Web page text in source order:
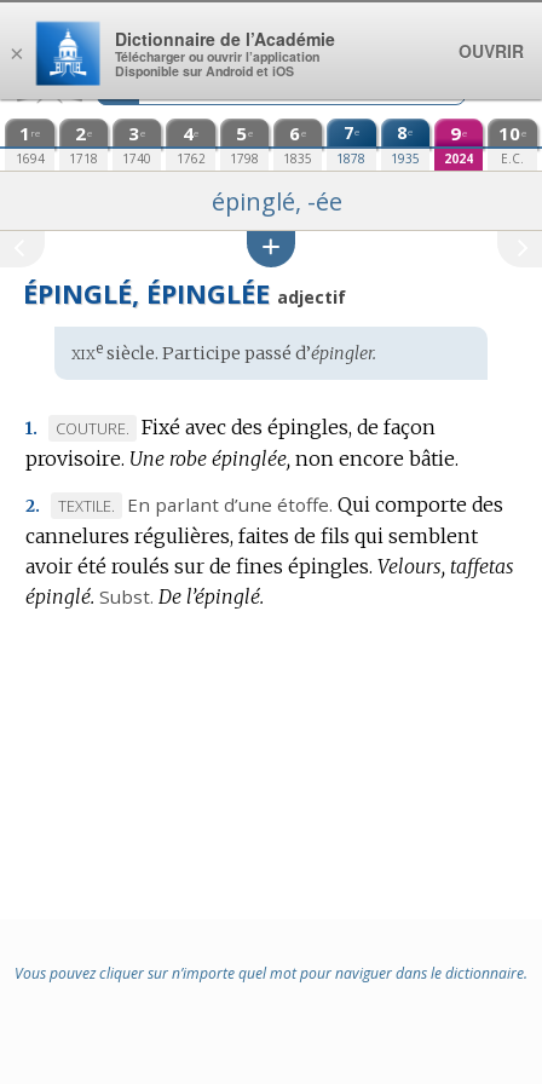
Aller au contenu
1 re
1694
2e
1718
3e
1740
4e
1762
5e
1798
6e
1835
7e
1878
8e
1935
9e
2024
10e
E.C.
épinglé, -ée
ÉPINGLÉ, ÉPINGLÉE adjectif
Étymologie
:
xixesiècle. Participe passé d’épingler.
1.
MARQUE
DE
COUTURE.
Fixé avec des épingles, de façon
provisoire. Une robe épinglée, non encore bâtie.
2.
MARQUE
DE
DOMAINE
:
TEXTILE. En parlant d’une étoffe. Qui comporte des
cannelures régulières, faites de fils qui semblent
avoir été roulés sur de fines épingles. Velours, taffetas
épinglé. Subst. De l’épinglé.
Vous pouvez cliquer sur n’importe quel mot pour naviguer dans le dictionnaire.
×
Dictionnaire de l’Académie
Télécharger ou ouvrir l’application
Disponible sur Android et iOS
OUVRIR